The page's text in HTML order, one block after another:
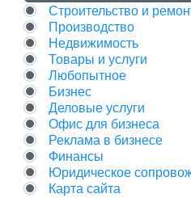
Строительство и
Производство
Недвижимость
Товары и услуги
Любопытное
Бизнес
Деловые услуги
Офис для бизнеса
Реклама в бизнесе
Финансы
Юридическое
Карта сайта